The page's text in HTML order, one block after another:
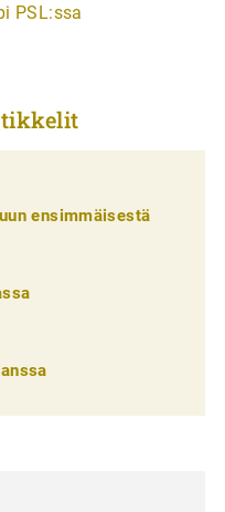
PSL:ssa
ensimmäisestä